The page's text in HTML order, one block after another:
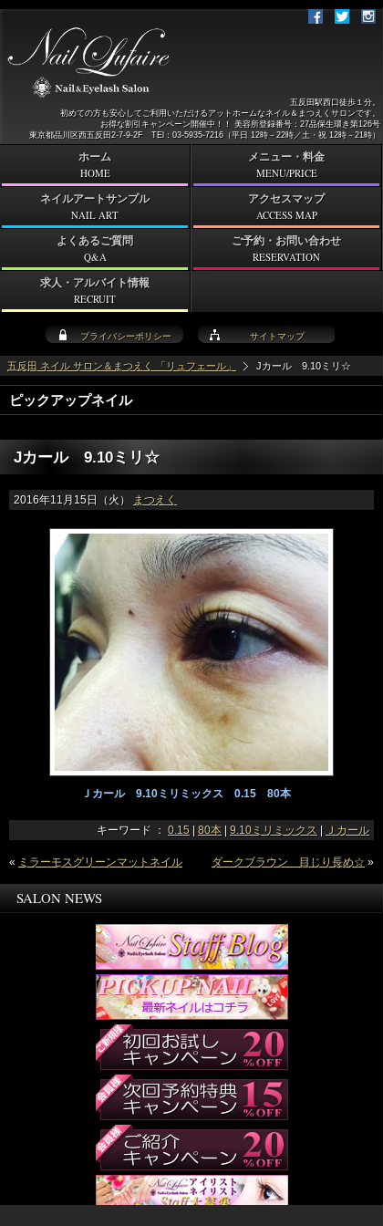
五反田 ネイル サロン＆まつえく 「リュフェール」 Jカール 9.10ミリ☆
ピックアップネイル
Jカール 9.10ミリ☆
2016年11月15日（火） まつえく
Ｊカール 9.10ミリミックス 0.15 80本
キーワード ： 0.15 | 80本 | 9.10ミリミックス | Ｊカール
« ミラーモスグリーンマットネイル ダークブラウン 目じり長め☆ »
SALON NEWS
プライバシーポリシー サイトマップ
五反田駅西口徒歩１分。
初めての方も安心してご利用いただけるアットホームなネイル＆まつえくサロンです。
お得な割引キャンペーン開催中！！ 美容所登録番号：27品保生環き第126号
東京都品川区西五反田2-7-9-2F TEl：03-5935-7216（平日 12時－22時／土・祝 12時－21時）
ホーム
HOME
メニュー・料金
MENU/PRICE
ネイルアートサンプル
NAIL ART
アクセスマップ
ACCESS MAP
よくあるご質問
Q&A
ご予約・お問い合わせ
RESERVATION
求人・アルバイト情報
RECRUIT